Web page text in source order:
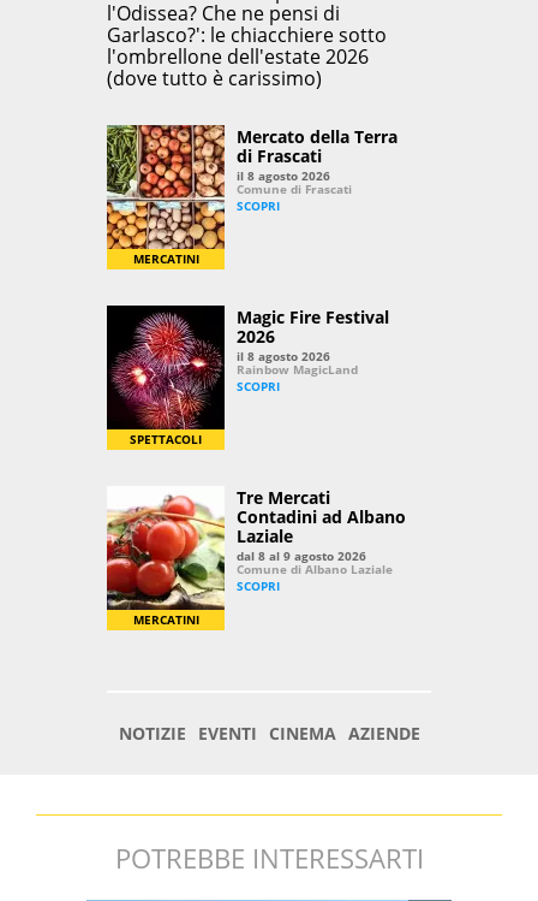
POTREBBE INTERESSARTI